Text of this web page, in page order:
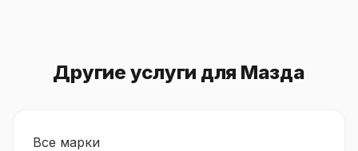
Другие услуги для Мазда
Все марки